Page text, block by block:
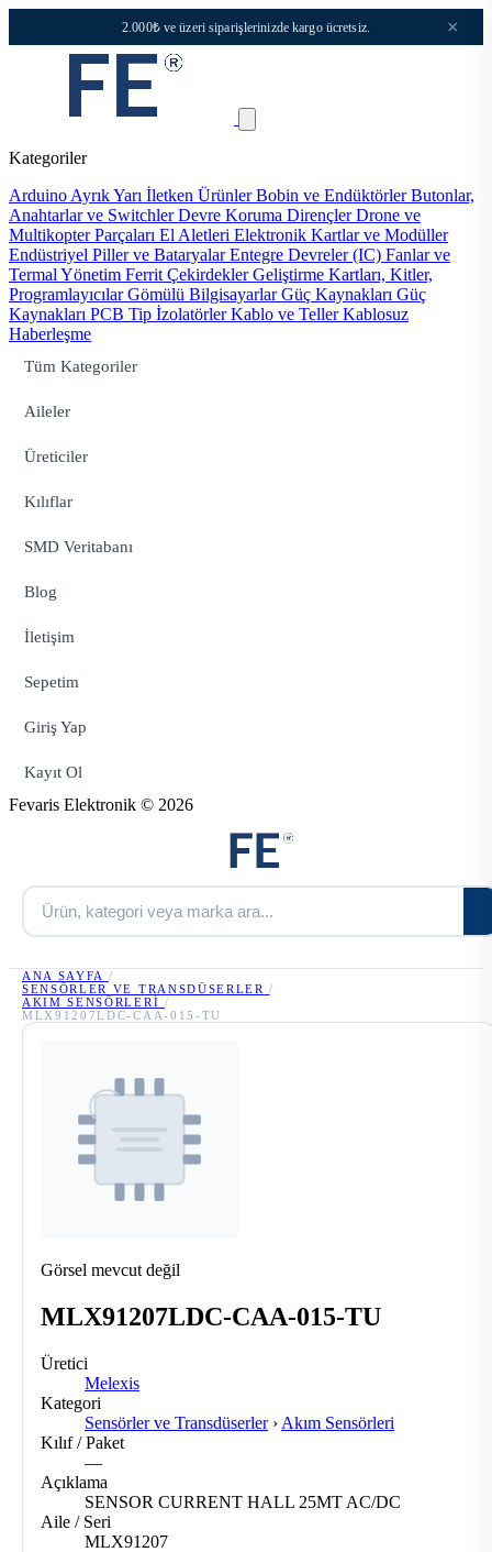
2.000₺ ve üzeri siparişlerinizde kargo ücretsiz. ×
Kategoriler
Arduino Ayrık Yarı İletken ÜrünlerBobin ve EndüktörlerButonlar,
Anahtarlar ve SwitchlerDevre Koruma DirençlerDrone ve
Multikopter Parçaları El Aletleri Elektronik Kartlar ve Modüller
Endüstriyel Piller ve BataryalarEntegre Devreler (IC) Fanlar ve
Termal Yönetim Ferrit ÇekirdeklerGeliştirme Kartları, Kitler,
ProgramlayıcılarGömülü BilgisayarlarGüç Kaynakları Güç
Kaynakları PCB Tip İzolatörlerKablo ve TellerKablosuz
Haberleşme
Tüm Kategoriler
Aileler
Üreticiler
Kılıflar
SMD Veritabanı
Blog
İletişim
Sepetim
Giriş Yap
Kayıt Ol
Fevaris Elektronik © 2026
ANA SAYFA /
SENSÖRLER VE TRANSDÜSERLER
/
AKIM SENSÖRLERI /
MLX91207LDC-CAA-015-TU
Görsel mevcut değil
MLX91207LDC-CAA-015-TU
Üretici
Melexis
Kategori
Sensörler ve Transdüserler › Akım Sensörleri
Kılıf / Paket
—
Açıklama
SENSOR CURRENT HALL 25MT AC/DC
Aile / Seri
MLX91207